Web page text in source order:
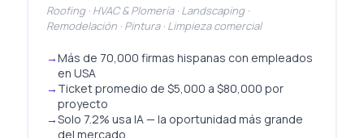
Roofing · HVAC & Plomería · Landscaping ·
Remodelación · Pintura · Limpieza comercial
Más de 70,000 firmas hispanas con empleados
en USA
Ticket promedio de $5,000 a $80,000 por
proyecto
Solo 7.2% usa IA — la oportunidad más grande
del mercado